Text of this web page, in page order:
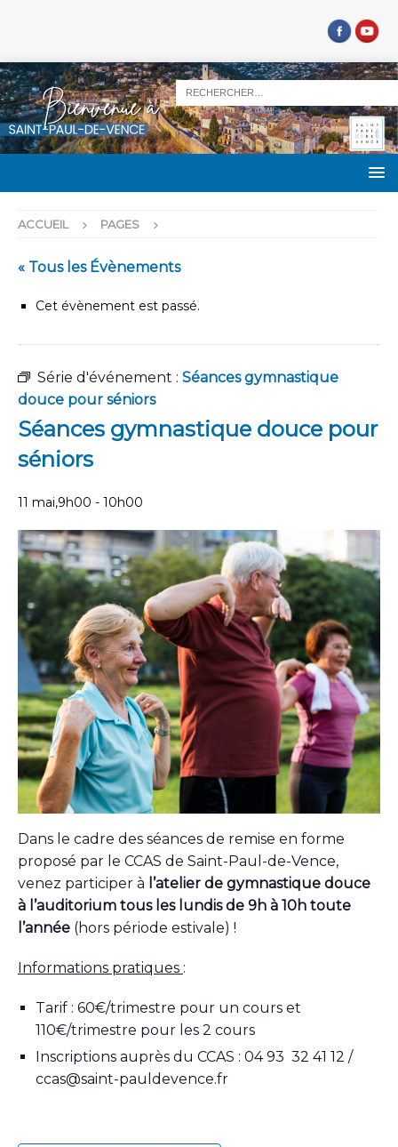
ACCUEIL PAGES
« Tous les Évènements
Cet évènement est passé.
Série d'événement : Séances gymnastique
douce pour séniors
Séances gymnastique douce pour
séniors
11 mai,9h00 - 10h00
Dans le cadre des séances de remise en forme
proposé par le CCAS de Saint-Paul-de-Vence,
venez participer à l’atelier de gymnastique douce
à l’auditorium tous les lundis de 9h à 10h toute
l’année (hors période estivale) !
Informations pratiques :
Tarif : 60€/trimestre pour un cours et
110€/trimestre pour les 2 cours
Inscriptions auprès du CCAS : 04 93 32 41 12 /
ccas@saint-pauldevence.fr